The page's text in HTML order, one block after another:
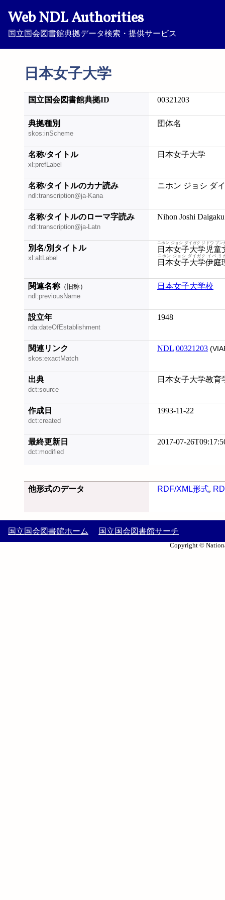
Web NDL Authorities
国立国会図書館典拠データ検索・提供サービス
日本女子大学
国立国会図書館典拠ID 00321203
典拠種別
skos:inScheme
団体名
名称/タイトル
xl:prefLabel
日本女子大学
名称/タイトルのカナ読み
ndl:transcription@ja-Kana
ニホン ジョシ ダ
名称/タイトルのローマ字読み
ndl:transcription@ja-Latn
Nihon Joshi Daigaku
別名/別タイトル
xl:altLabel
日本女子大学児童
ニホン ジョシ ダイガク ジドウ ブン
日本女子大学伊庭
ニホン ジョシ ダイガク イバ リ
関連名称（旧称）
ndl:previousName
日本女子大学校
設立年
rda:dateOfEstablishment
1948
関連リンク
skos:exactMatch
NDL|00321203
出典
dct:source
日本女子大学教育
作成日
dct:created
1993-11-22
最終更新日
dct:modified
2017-07-
他形式のデータ RDF/XML形式,
国立国会図書館ホーム 国立国会図書館サーチ
Copyright ©